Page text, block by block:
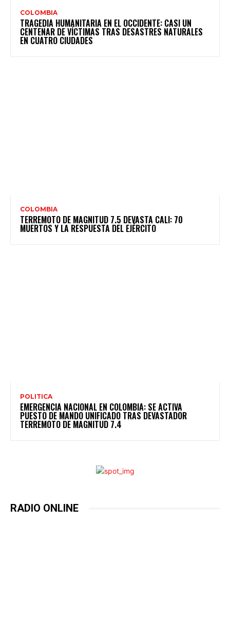
COLOMBIA
TRAGEDIA HUMANITARIA EN EL OCCIDENTE: CASI UN
CENTENAR DE VÍCTIMAS TRAS DESASTRES NATURALES
EN CUATRO CIUDADES
COLOMBIA
TERREMOTO DE MAGNITUD 7.5 DEVASTA CALI: 70
MUERTOS Y LA RESPUESTA DEL EJÉRCITO
POLITICA
EMERGENCIA NACIONAL EN COLOMBIA: SE ACTIVA
PUESTO DE MANDO UNIFICADO TRAS DEVASTADOR
TERREMOTO DE MAGNITUD 7.4
RADIO ONLINE